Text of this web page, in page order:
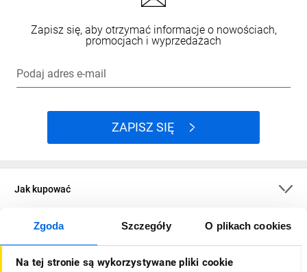
Zgoda Szczegóły O plikach cookies
Na tej stronie są wykorzystywane pliki cookie
Zapisz się, aby otrzymać informacje o nowościach,
promocjach i wyprzedażach
Podaj adres e-mail
ZAPISZ SIĘ
Jak kupować
O firmie